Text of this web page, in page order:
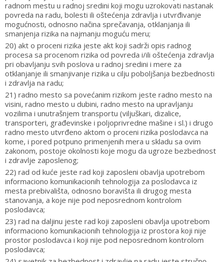
radnom mestu u radnoj sredini koji mogu uzrokovati nastanak
povreda na radu, bolesti ili oštećenja zdravlja i utvrđivanje
mogućnosti, odnosno načina sprečavanja, otklanjanja ili
smanjenja rizika na najmanju moguću meru;
20) akt o proceni rizika jeste akt koji sadrži opis radnog
procesa sa procenom rizika od povreda i/ili oštećenja zdravlja
pri obavljanju svih poslova u radnoj sredini i mere za
otklanjanje ili smanjivanje rizika u cilju poboljšanja bezbednosti
i zdravlja na radu;
21) radno mesto sa povećanim rizikom jeste radno mesto na
visini, radno mesto u dubini, radno mesto na upravljanju
vozilima i unutrašnjem transportu (viljuškari, dizalice,
transporteri, građevinske i poljoprivredne mašine i sl.) i drugo
radno mesto utvrđeno aktom o proceni rizika poslodavca na
kome, i pored potpuno primenjenih mera u skladu sa ovim
zakonom, postoje okolnosti koje mogu da ugroze bezbednost
i zdravlje zaposlenog;
22) rad od kuće jeste rad koji zaposleni obavlja upotrebom
informaciono komunikacionih tehnologija za poslodavca iz
mesta prebivališta, odnosno boravišta ili drugog mesta
stanovanja, a koje nije pod neposrednom kontrolom
poslodavca;
23) rad na daljinu jeste rad koji zaposleni obavlja upotrebom
informaciono komunikacionih tehnologija iz prostora koji nije
prostor poslodavca i koji nije pod neposrednom kontrolom
poslodavca;